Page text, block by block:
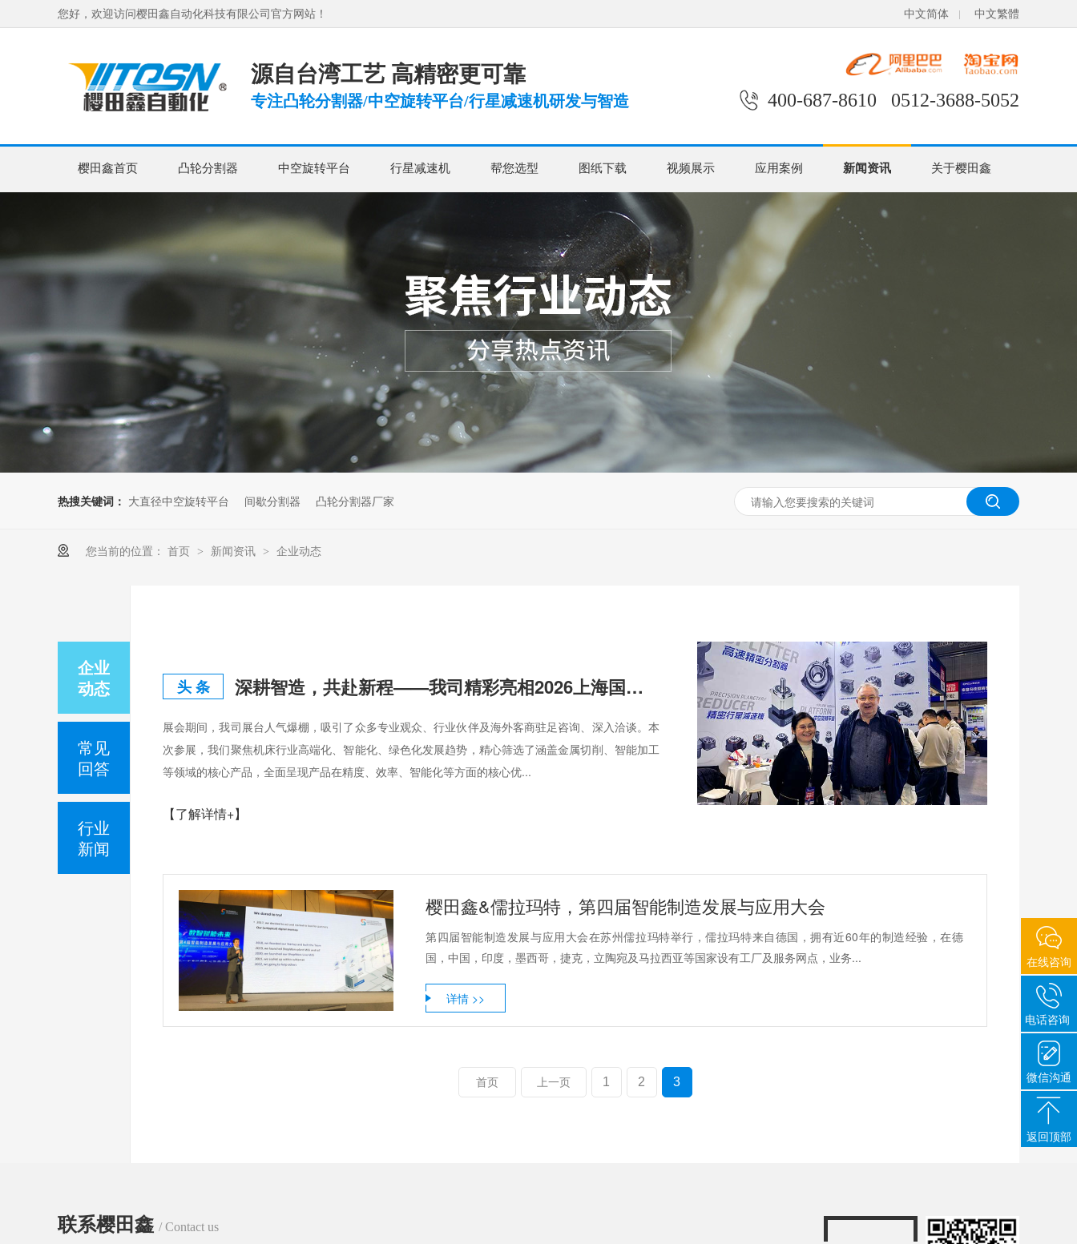
您好，欢迎访问樱田鑫自动化科技有限公司官方网站！ 中文简体 中文繁體
源自台湾工艺 高精密更可靠
专注凸轮分割器/中空旋转平台/行星减速机研发与智造 400-687-8610 0512-3688-5052
樱田鑫首页 凸轮分割器 中空旋转平台 行星减速机 帮您选型 图纸下载 视频展示 应用案例 新闻资讯 关于樱田鑫
热搜关键词： 大直径中空旋转平台 间歇分割器 凸轮分割器厂家
您当前的位置： 首页 > 新闻资讯 > 企业动态
头 条 深耕智造，共赴新程——我司精彩亮相2026上海国际机床展
展会期间，我司展台人气爆棚，吸引了众多专业观众、行业伙伴及海外客商驻足咨询、深入洽谈。本
次参展，我们聚焦机床行业高端化、智能化、绿色化发展趋势，精心筛选了涵盖金属切削、智能加工
等领域的核心产品，全面呈现产品在精度、效率、智能化等方面的核心优...
【了解详情+】
樱田鑫&儒拉玛特，第四届智能制造发展与应用大会
第四届智能制造发展与应用大会在苏州儒拉玛特举行，儒拉玛特来自德国，拥有近60年的制造经验，在德
国，中国，印度，墨西哥，捷克，立陶宛及马拉西亚等国家设有工厂及服务网点，业务...
详情 >>
首页 上一页 1 2 3
企业
动态
常见
回答
行业
新闻
联系樱田鑫 / Contact us
在线咨询
电话咨询
微信沟通
返回顶部